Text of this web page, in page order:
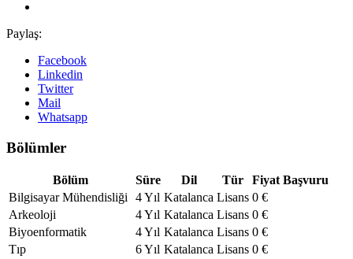
Paylaş:
Facebook
Linkedin
Twitter
Mail
Whatsapp
Bölümler
Bölüm Süre Dil Tür Fiyat Başvuru
Bilgisayar Mühendisliği
4 Yıl Katalanca Lisans 0 €
Arkeoloji
4 Yıl Katalanca Lisans 0 €
Biyoenformatik
4 Yıl Katalanca Lisans 0 €
Tıp
6 Yıl Katalanca Lisans 0 €